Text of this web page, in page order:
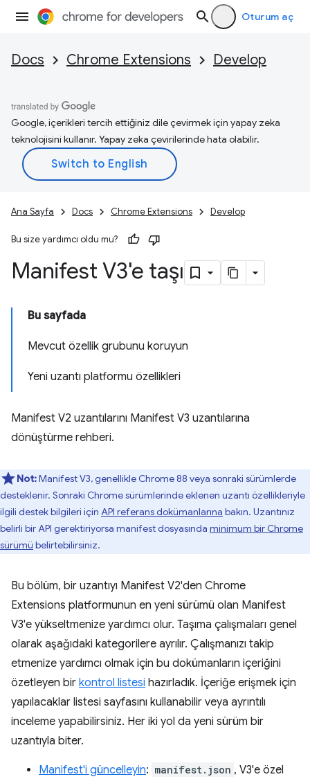
Oturum aç
Docs Chrome Extensions Develop
Google, içerikleri tercih ettiğiniz dile çevirmek için yapay zeka
teknolojisini kullanır. Yapay zeka çevirilerinde hata olabilir.
Ana Sayfa Docs Chrome Extensions Develop
Bu size yardımcı oldu mu?
Manifest V3'e taşı
Bu sayfada
Mevcut özellik grubunu koruyun
Yeni uzantı platformu özellikleri
Manifest V2 uzantılarını Manifest V3 uzantılarına
dönüştürme rehberi.
Not:Manifest V3, genellikle Chrome 88 veya sonraki sürümlerde
desteklenir. Sonraki Chrome sürümlerinde eklenen uzantı özellikleriyle
ilgili destek bilgileri için API referans dokümanlarına bakın. Uzantınız
belirli bir API gerektiriyorsa manifest dosyasında minimum bir Chrome
sürümü belirtebilirsiniz.
Bu bölüm, bir uzantıyı Manifest V2'den Chrome
Extensions platformunun en yeni sürümü olan Manifest
V3'e yükseltmenize yardımcı olur. Taşıma çalışmaları genel
olarak aşağıdaki kategorilere ayrılır. Çalışmanızı takip
etmenize yardımcı olmak için bu dokümanların içeriğini
özetleyen bir kontrol listesi hazırladık. İçeriğe erişmek için
yapılacaklar listesi sayfasını kullanabilir veya ayrıntılı
inceleme yapabilirsiniz. Her iki yol da yeni sürüm bir
uzantıyla biter.
Manifest'i güncelleyin: manifest.json , V3'e özel